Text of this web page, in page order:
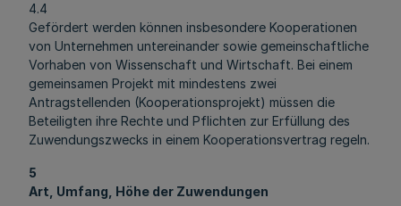
4.4
Gefördert werden können insbesondere Kooperationen
von Unternehmen untereinander sowie gemeinschaftliche
Vorhaben von Wissenschaft und Wirtschaft. Bei einem
gemeinsamen Projekt mit mindestens zwei
Antragstellenden (Kooperationsprojekt) müssen die
Beteiligten ihre Rechte und Pflichten zur Erfüllung des
Zuwendungszwecks in einem Kooperationsvertrag regeln.
5
Art, Umfang, Höhe der Zuwendungen